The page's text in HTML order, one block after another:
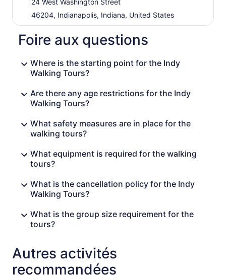
24 West Washington Street
46204, Indianapolis, Indiana, United States
Foire aux questions
Where is the starting point for the Indy
Walking Tours?
Are there any age restrictions for the Indy
Walking Tours?
What safety measures are in place for the
walking tours?
What equipment is required for the walking
tours?
What is the cancellation policy for the Indy
Walking Tours?
What is the group size requirement for the
tours?
Autres activités
recommandées